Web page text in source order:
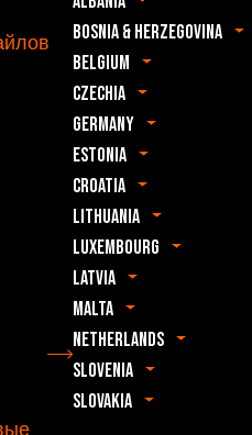
Bosnia & Herzegovina
Belgium
Czechia
Germany
Estonia
Croatia
Lithuania
Luxembourg
Latvia
Malta
Netherlands
Slovenia
Slovakia